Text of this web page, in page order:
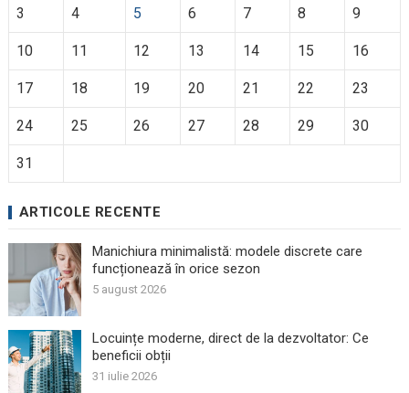
3 4 5 6 7 8 9
10 11 12 13 14 15 16
17 18 19 20 21 22 23
24 25 26 27 28 29 30
31
ARTICOLE RECENTE
Manichiura minimalistă: modele discrete care
funcționează în orice sezon
5 august 2026
Locuințe moderne, direct de la dezvoltator: Ce
beneficii obții
31 iulie 2026